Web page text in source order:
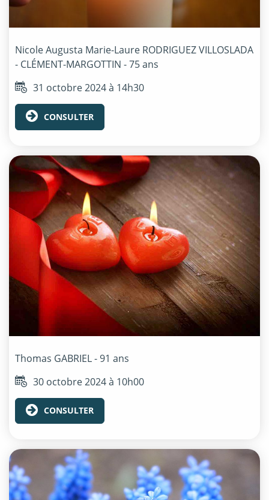
Nicole Augusta Marie-Laure RODRIGUEZ VILLOSLADA
- CLÉMENT-MARGOTTIN - 75 ans
31 octobre 2024 à 14h30
CONSULTER
Thomas GABRIEL- 91 ans
30 octobre 2024 à 10h00
CONSULTER